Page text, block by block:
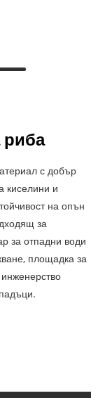
риба
с добър
киселини и
на опън
за
за отпадни води
площадка за